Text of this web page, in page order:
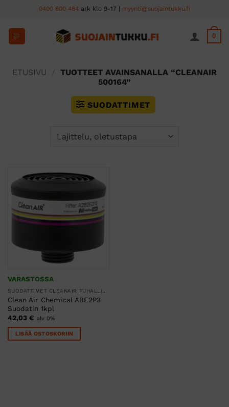
content
0400 600 484 ark klo 9-17 | myynti@suojaintukku.fi
0
ETUSIVU
TUOTTEET AVAINSANALLA “CLEANAIR
500164”
SUODATTIMET
VARASTOSSA
Clean Air Chemical ABE2P3
Suodatin 1kpl
42,03 € alv 0%
LISÄÄ OSTOSKORIIN